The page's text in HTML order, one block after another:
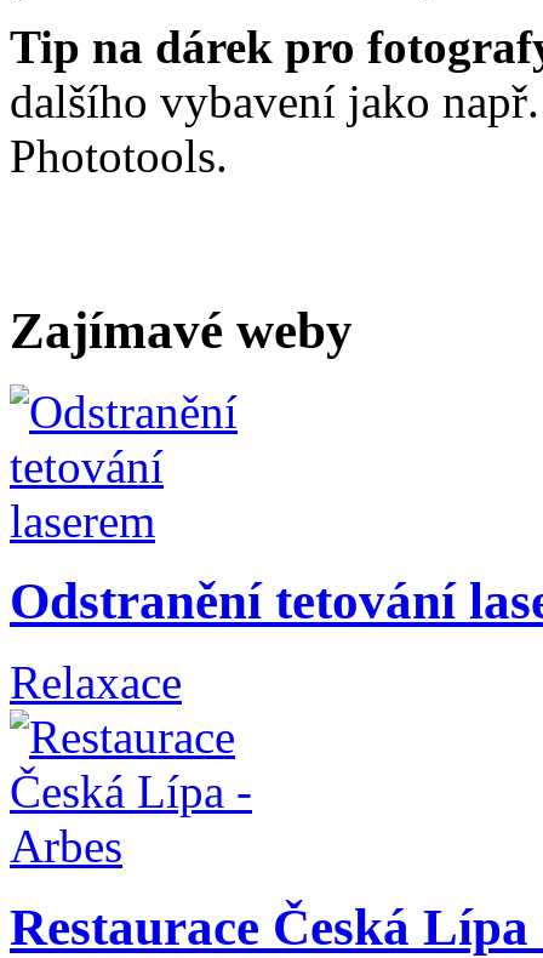
Tip na dárek pro
dalšího vybavení jako
Phototools.
Zajímavé weby
Odstranění tetování
Relaxace
Restaurace Česká Lípa